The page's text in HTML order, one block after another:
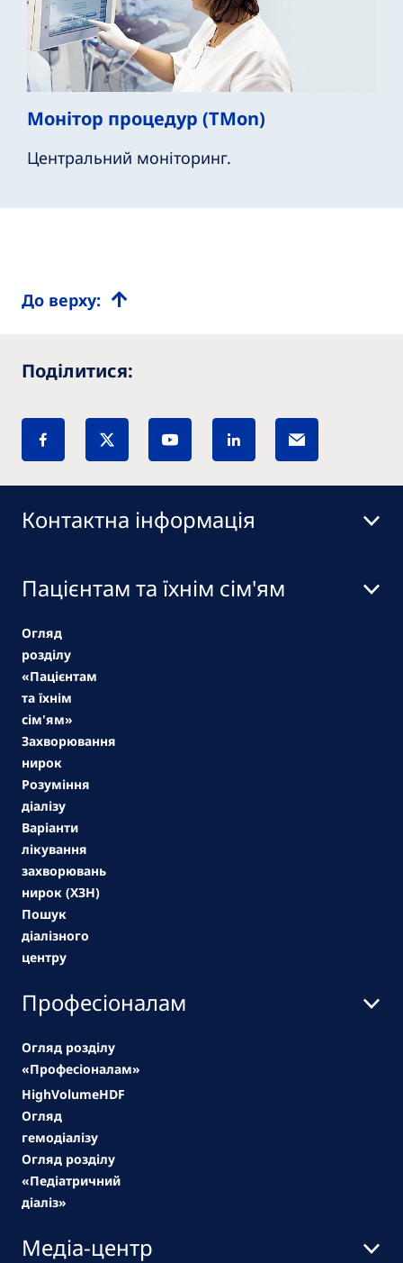
Монітор процедур (TMon)
Центральний моніторинг.
До верху:
Поділитися:
Пацієнтам та їхнім сім'ям
Огляд
розділу
«Пацієнтам
та їхнім
сім'ям»
Захворювання
нирок
Розуміння
діалізу
Варіанти
лікування
захворювань
нирок (ХЗН)
Пошук
діалізного
центру
Професіоналам
Огляд розділу
«Професіоналам»
HighVolumeHDF
Огляд
гемодіалізу
Огляд розділу
«Педіатричний
діаліз»
Медіа-центр
Контактна інформація